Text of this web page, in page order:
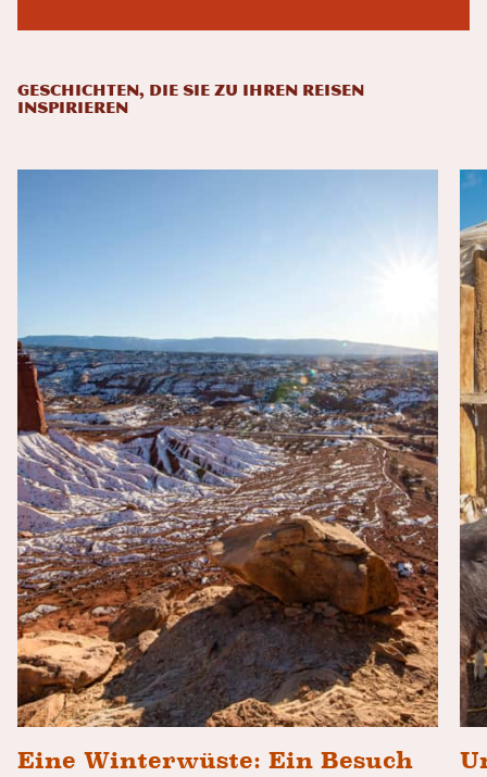
GESCHICHTEN, DIE SIE ZU IHREN REISEN
INSPIRIEREN
Eine Winterwüste: Ein Besuch